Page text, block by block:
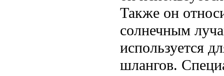
Также он
солнечным
используется
шлангов.